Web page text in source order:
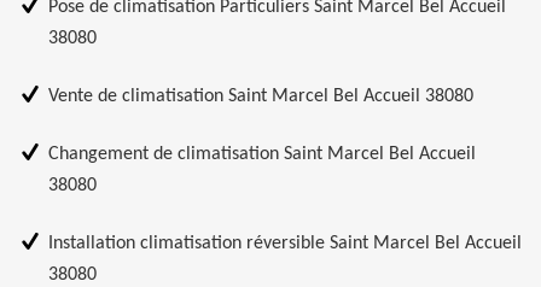
Pose de climatisation Particuliers Saint Marcel Bel Accueil
38080
Vente de climatisation Saint Marcel Bel Accueil 38080
Changement de climatisation Saint Marcel Bel Accueil
38080
Installation climatisation réversible Saint Marcel Bel Accueil
38080